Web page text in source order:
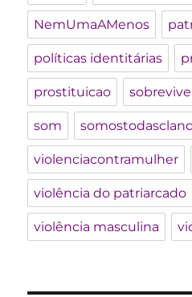
NemUmaAMenos
políticas identitárias
prostituicao
som
violenciacontramulher
violência do patriarcado
violência masculina